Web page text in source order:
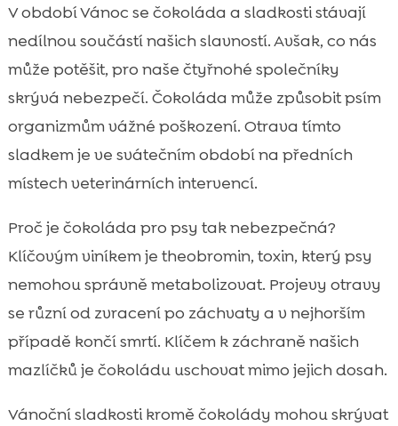
V období Vánoc se čokoláda a sladkosti stávají
nedílnou součástí našich slavností. Avšak, co nás
může potěšit, pro naše čtyřnohé společníky
skrývá nebezpečí. Čokoláda může způsobit psím
organizmům vážné poškození. Otrava tímto
sladkem je ve svátečním období na předních
místech veterinárních intervencí.
Proč je čokoláda pro psy tak nebezpečná?
Klíčovým viníkem je theobromin, toxin, který psy
nemohou správně metabolizovat. Projevy otravy
se různí od zvracení po záchvaty a v nejhorším
případě končí smrtí. Klíčem k záchraně našich
mazlíčků je čokoládu uschovat mimo jejich dosah.
Vánoční sladkosti kromě čokolády mohou skrývat